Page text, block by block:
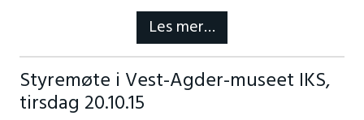
Les mer…
Styremøte i Vest-Agder-museet IKS,
tirsdag 20.10.15